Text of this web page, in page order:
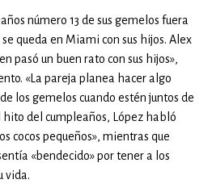
número 13 de sus gemelos fuera
queda en Miami con sus hijos. Alex
pasó un buen rato con sus hijos»,
«La pareja planea hacer algo
los gemelos cuando estén juntos de
hito del cumpleaños, López habló
cocos pequeños», mientras que
«bendecido» por tener a los
vida.